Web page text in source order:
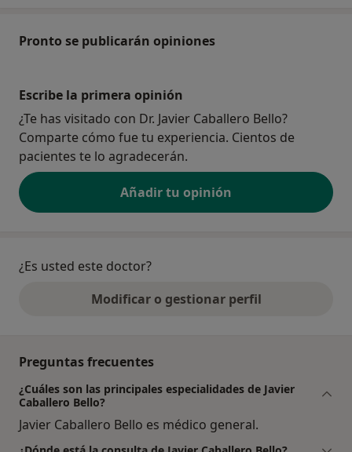
Pronto se publicarán opiniones
Escribe la primera opinión
¿Te has visitado con Dr. Javier Caballero Bello?
Comparte cómo fue tu experiencia. Cientos de
pacientes te lo agradecerán.
Añadir tu opinión
¿Es usted este doctor?
Modificar o gestionar perfil
Preguntas frecuentes
¿Cuáles son las principales especialidades de Javier
Caballero Bello?
Javier Caballero Bello es médico general.